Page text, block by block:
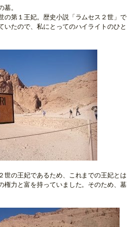
。
の第１王妃。歴史小説「ラムセス２世」で
いたので、私にとってのハイライトのひと
世の王妃であるため、これまでの王妃とは
権力と富を持っていました。そのため、墓